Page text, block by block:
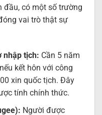
đầu, có một số trường
vai trò thật sự
nhập tịch: Cần 5 năm
kết hôn với công
xin quốc tịch. Đây
tính chính thức.
Người được